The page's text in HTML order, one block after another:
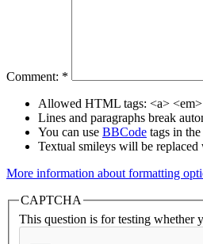
Comment: *
Allowed HTML tags: <a>
Lines and paragraphs break
You can use BBCode tags in
Textual smileys will be replaced
More information about formatting
CAPTCHA
This question is for testing whether